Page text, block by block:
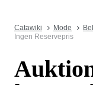
Catawiki Mode
Ingen Reservepris